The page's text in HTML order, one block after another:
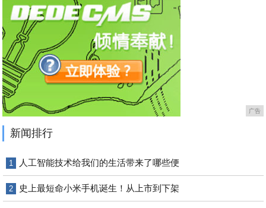
广告
新闻排行
1 人工智能技术给我们的生活带来了哪些便
2 史上最短命小米手机诞生！从上市到下架